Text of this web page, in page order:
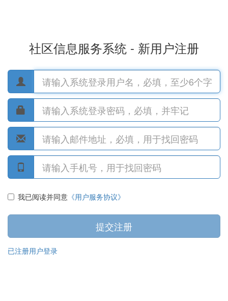
社区信息服务系统 - 新用户注册
我已阅读并同意 《用户服务协议》
提交注册
已注册用户登录